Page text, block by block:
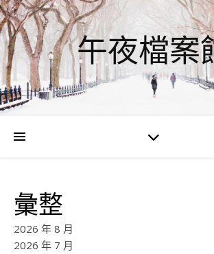
午夜檔案
彙整
2026 年 8 月
2026 年 7 月